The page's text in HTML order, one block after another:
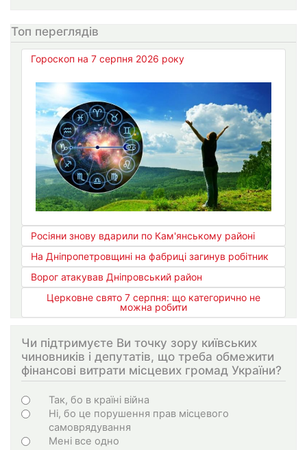
Топ переглядів
Гороскоп на 7 серпня 2026 року
Росіяни знову вдарили по Кам'янському районі
На Дніпропетровщині на фабриці загинув робітник
Ворог атакував Дніпровський район
Церковне свято 7 серпня: що категорично не
можна робити
Чи підтримуєте Ви точку зору київських
чиновників і депутатів, що треба обмежити
фінансові витрати місцевих громад України?
Варіанти
Так, бо в країні війна
Ні, бо це порушення прав місцевого
самоврядування
Мені все одно